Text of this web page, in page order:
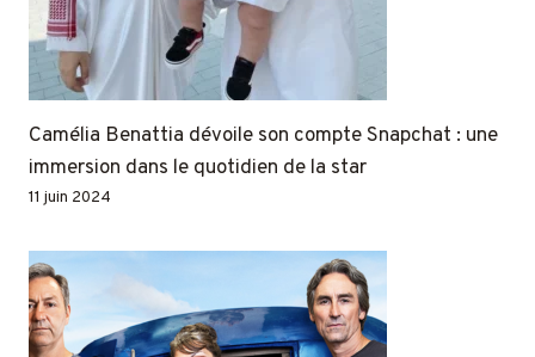
Camélia Benattia dévoile son compte Snapchat : une
immersion dans le quotidien de la star
11 juin 2024